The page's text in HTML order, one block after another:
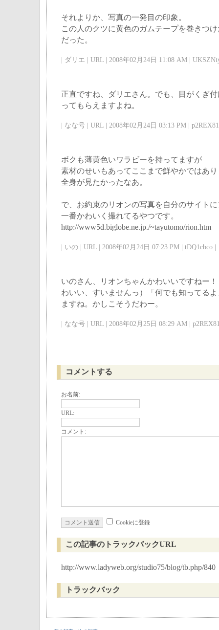
それよりか、写真の一発目の印象。
この人のクツに黄色のガムテープを巻きつ
だった。
| ダリエ | URL | 2008年02月24日 11:08 AM |
正直ですね、ダリエさん。でも、目がくぎ
ってもらえますよね。
| なな号 | URL | 2008年02月24日 03:13 PM |
ボクも薄黄色いワラビーを持ってますが
素材のせいもあってここまで鮮やかではあ
全身が見たかったなあ。
で、お約束のリオンの写真を自分のサイト
一番かわいく撮れてるやつです。
http://www5d.biglobe.ne.jp./~tayutomo/rion.htm
| いの | URL | 2008年02月24日 07:23 PM | tDQ1cbco |
いのさん、リオンちゃんかわいいですねー
わいい、すいませんっ）「何でも知ってる
ますね。かしこそうだわー。
| なな号 | URL | 2008年02月25日 08:29 AM |
コメントする
お名前:
URL:
コメント:
Cookieに登録
この記事のトラックバックURL
http://www.ladyweb.org/studio75/blog/tb.php/840
トラックバック